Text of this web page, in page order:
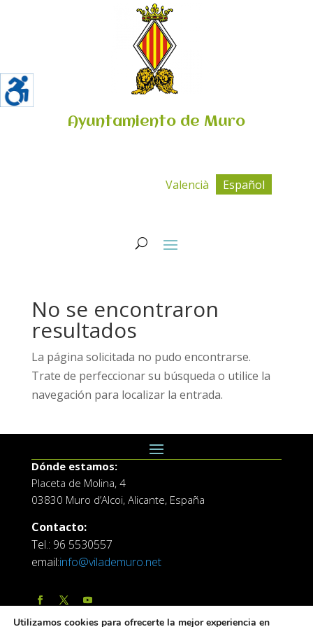
Ayuntamiento de Muro
Valencià Español
No se encontraron
resultados
La página solicitada no pudo encontrarse.
Trate de perfeccionar su búsqueda o utilice la
navegación para localizar la entrada.
Dónde estamos:
Placeta de Molina, 4
03830 Muro d’Alcoi, Alicante, España
Contacto:
Tel.: 96 5530557
email:info@vilademuro.net
Utilizamos cookies para ofrecerte la mejor experiencia en